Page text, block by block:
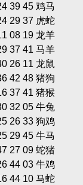
39 45 鸡马
29 37 虎蛇
08 19 龙羊
37 41 马羊
26 11 龙鼠
42 48 猪狗
37 41 猪猴
32 05 牛兔
26 33 狗鸡
29 45 牛马
27 09 蛇猪
44 03 牛鸡
44 10 马蛇